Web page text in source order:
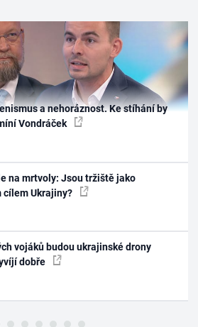
a nehoráznost. Ke stíhání by
Vondráček
na mrtvoly: Jsou tržiště jako
Ukrajiny?
vojáků budou ukrajinské drony
dobře